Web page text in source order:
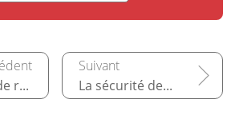
L'analyse de risques avec EBIOS La sécurité de la donnée